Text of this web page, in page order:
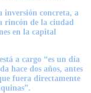
inversión concreta, a
rincón de la ciudad
en la capital
a cargo “es un día
hace dos años, antes
fuera directamente